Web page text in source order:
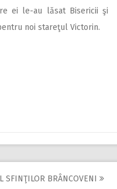
ei le-au lăsat Bisericii şi
noi stareţul Victorin.
SFINŢILOR BRÂNCOVENI